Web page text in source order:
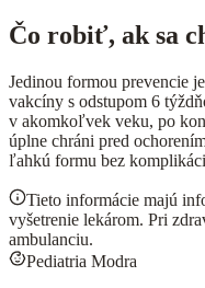
Čo robiť, ak sa
Jedinou formou prevencie
vakcíny s odstupom 6
v akomkoľvek veku, po
úplne chráni pred
ľahkú formu bez
Tieto informácie majú
vyšetrenie lekárom. Pri
ambulanciu.
Pediatria Modra